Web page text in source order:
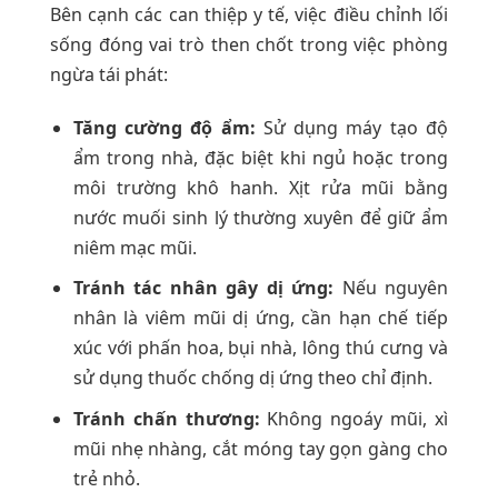
Bên cạnh các can thiệp y tế, việc điều chỉnh lối
sống đóng vai trò then chốt trong việc phòng
ngừa tái phát:
Tăng cường độ ẩm: Sử dụng máy tạo độ
ẩm trong nhà, đặc biệt khi ngủ hoặc trong
môi trường khô hanh. Xịt rửa mũi bằng
nước muối sinh lý thường xuyên để giữ ẩm
niêm mạc mũi.
Tránh tác nhân gây dị ứng: Nếu nguyên
nhân là viêm mũi dị ứng, cần hạn chế tiếp
xúc với phấn hoa, bụi nhà, lông thú cưng và
sử dụng thuốc chống dị ứng theo chỉ định.
Tránh chấn thương: Không ngoáy mũi, xì
mũi nhẹ nhàng, cắt móng tay gọn gàng cho
trẻ nhỏ.